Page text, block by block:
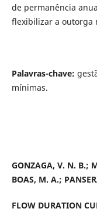
de permanência
flexibilizar a outorga
Palavras-chave:
mínimas.
GONZAGA, V. N. B.;
BOAS, M. A.;
FLOW DURATION